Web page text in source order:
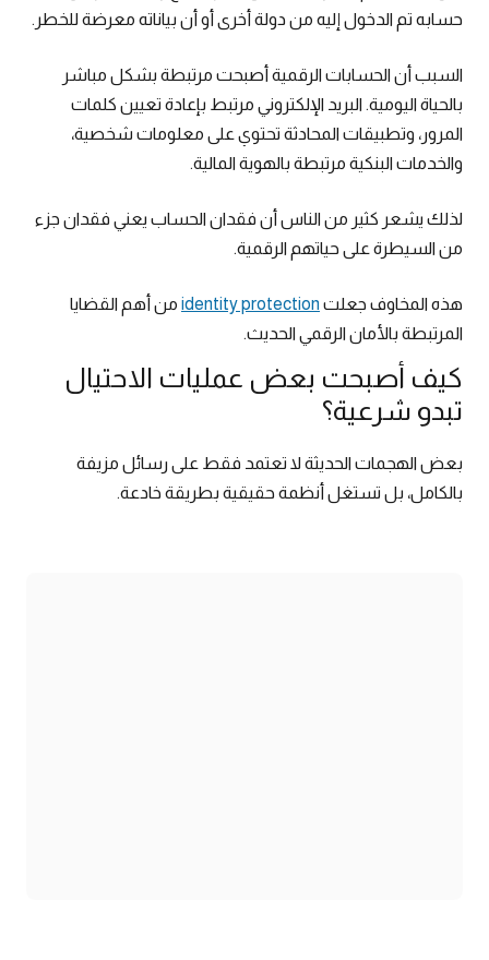
حسابه تم الدخول إليه من دولة أخرى أو أن بياناته معرضة للخطر.
السبب أن الحسابات الرقمية أصبحت مرتبطة بشكل مباشر
بالحياة اليومية. البريد الإلكتروني مرتبط بإعادة تعيين كلمات
المرور، وتطبيقات المحادثة تحتوي على معلومات شخصية،
والخدمات البنكية مرتبطة بالهوية المالية.
لذلك يشعر كثير من الناس أن فقدان الحساب يعني فقدان جزء
من السيطرة على حياتهم الرقمية.
هذه المخاوف جعلت identity protection من أهم القضايا
المرتبطة بالأمان الرقمي الحديث.
كيف أصبحت بعض عمليات الاحتيال
تبدو شرعية؟
بعض الهجمات الحديثة لا تعتمد فقط على رسائل مزيفة
بالكامل، بل تستغل أنظمة حقيقية بطريقة خادعة.